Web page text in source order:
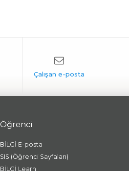
Öğrenci
BİLGİ E-posta
SIS (Öğrenci Sayfaları)
BİLGİ Learn